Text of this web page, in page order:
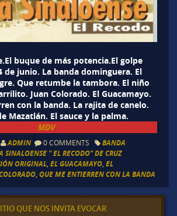
buque de más potencia.El golpe
de junio. La banda dominguera. El
Que retumbe la tambora. El niño
Juan Colorado. El Guacamayo.
con la banda. La rajita de canelo.
Mazatlán. El sauce y la palma.
MDV
ADMIN 0 COMMENTS
BANDA
SINALOENSE " EL RECODO" DE CRUZ
ORIGINAL, EL GUACAMAYO, EL
, QUE ME ENTIERREN CON LA BANDA
QUE NOS INVITA EVOCAR